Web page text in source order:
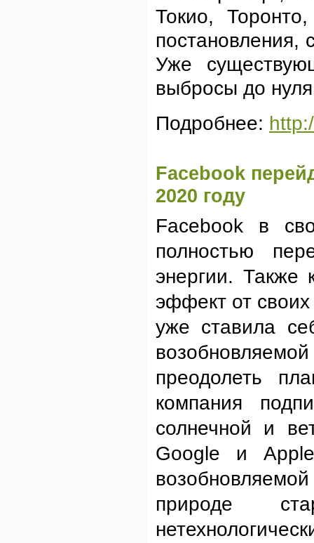
Токио,
постановления,
Уже
выбросы до нуля
Подробнее:
Facebook
2020 году
Facebook в
полностью
энергии. Также
эффект от
уже ставила
преодолеть
компания
солнечной и
Google и
природе